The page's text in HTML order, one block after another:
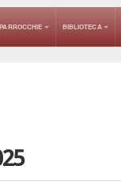
PARROCCHIE BIBLIOTECA